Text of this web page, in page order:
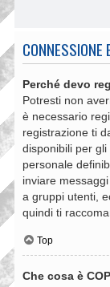
CONNESSIONE
Perché devo
Potresti non
è necessario
registrazione ti
disponibili per gli
personale
inviare
a gruppi utenti,
quindi ti
Top
Che cosa è